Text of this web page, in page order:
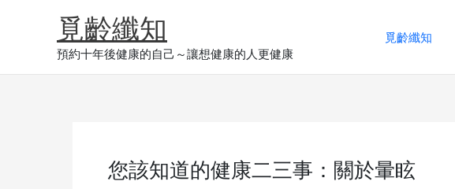
覓齡纖知
預約十年後健康的自己～讓想健康的人更健康
覓齡纖知
您該知道的健康二三事：關於暈眩